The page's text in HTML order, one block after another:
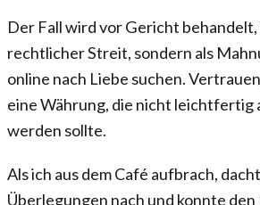
Der Fall wird vor Gericht
rechtlicher Streit, sondern als
online nach Liebe suchen.
eine Währung, die nicht leichtfertig
werden sollte.
Als ich aus dem Café aufbrach,
Überlegungen nach und konnte den